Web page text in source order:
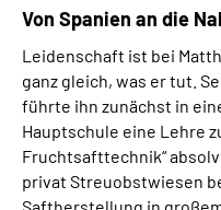
Von Spanien an die
Leidenschaft ist bei
ganz gleich, was er tut.
führte ihn zunächst in
Hauptschule eine Lehre
Fruchtsafttechnik“
privat Streuobstwiesen